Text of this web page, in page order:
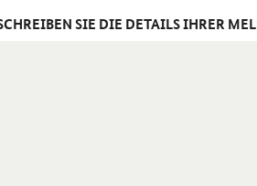
SIE DIE DETAILS IHRER